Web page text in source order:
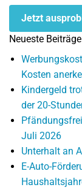
Jetzt
Neueste Beiträge
Kosten
Kindergeld
der 20-
Juli 2026
Unterhalt an
E-Auto-